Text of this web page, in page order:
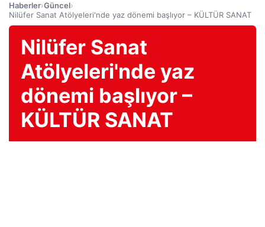
Haberler›Güncel›
Nilüfer Sanat Atölyeleri'nde yaz dönemi başlıyor – KÜLTÜR SANAT
Nilüfer Sanat
Atölyeleri'nde yaz
dönemi başlıyor –
KÜLTÜR SANAT